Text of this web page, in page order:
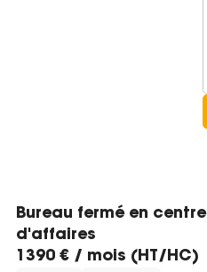
Bureau fermé en centre
d'affaires
1390 € / mois (HT/HC)